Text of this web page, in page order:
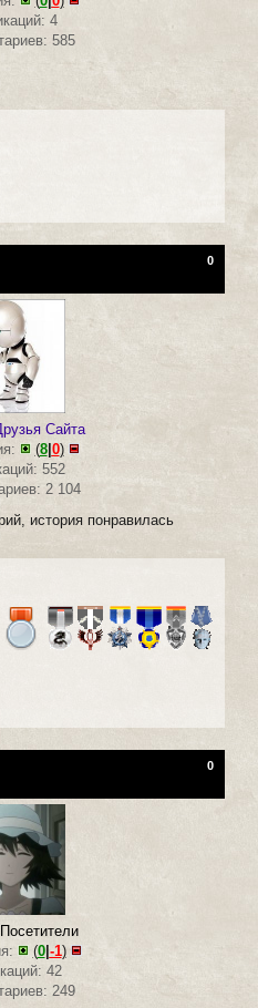
4
585
0
Сайта
(8|0)
552
2 104
история понравилась
0
Посетители
(0|-1)
42
249